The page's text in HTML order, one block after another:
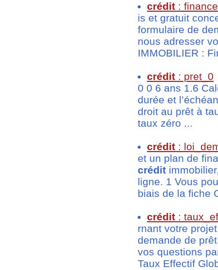
crédit :
is et gratuit
formulaire de
nous adresser
IMMOBILIER :
crédit : pret_0
0 0 6 ans 1.6
durée et
droit au prêt à
taux zéro ...
crédit :
et un plan de
crédit
ligne. 1 Vous
biais de la fiche
crédit :
rnant votre
demande de
vos questions
Taux Effectif